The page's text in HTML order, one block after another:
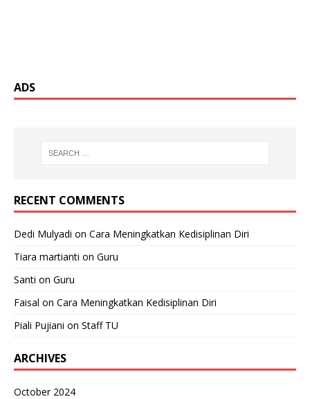
ADS
RECENT COMMENTS
Dedi Mulyadi on Cara Meningkatkan Kedisiplinan Diri
Tiara martianti on Guru
Santi on Guru
Faisal on Cara Meningkatkan Kedisiplinan Diri
Piali Pujiani on Staff TU
ARCHIVES
October 2024